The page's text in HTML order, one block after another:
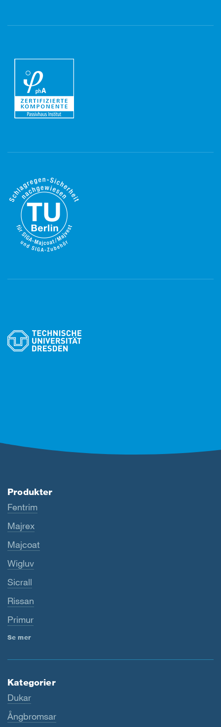
Produkter
Fentrim
Majrex
Majcoat
Wigluv
Sicrall
Rissan
Primur
Se mer
Kategorier
Dukar
Ångbromsar